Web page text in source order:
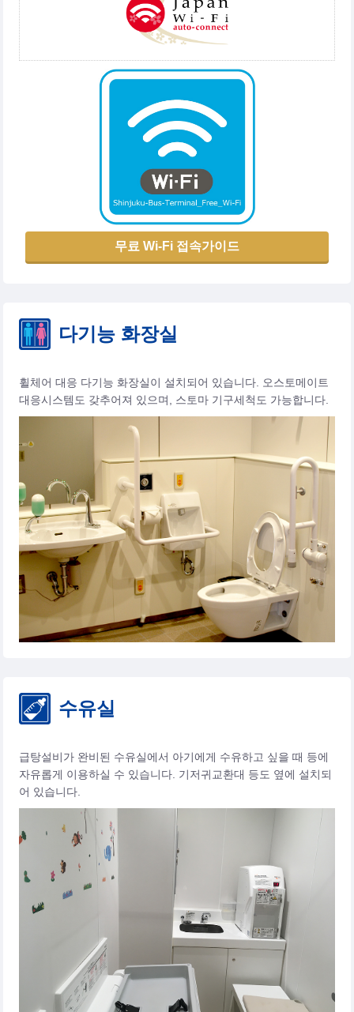
무료 Wi-Fi 접속가이드
다기능 화장실
휠체어 대응 다기능 화장실이 설치되어 있습니다. 오스토메이트
대응시스템도 갖추어져 있으며, 스토마 기구세척도 가능합니다.
수유실
급탕설비가 완비된 수유실에서 아기에게 수유하고 싶을 때 등에
자유롭게 이용하실 수 있습니다. 기저귀교환대 등도 옆에 설치되
어 있습니다.